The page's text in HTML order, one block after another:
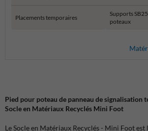
Placements temporaires
Supports
poteaux
Pied pour poteau de panneau de signalisation
Socle en Matériaux Recyclés Mini Foot
Le Socle en Matériaux Recyclés - Mini Foot